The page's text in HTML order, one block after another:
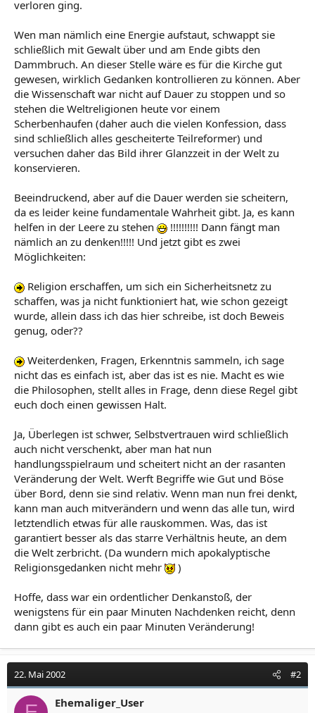
verloren ging.
Wen man nämlich eine Energie aufstaut, schwappt sie
schließlich mit Gewalt über und am Ende gibts den
Dammbruch. An dieser Stelle wäre es für die Kirche gut
gewesen, wirklich Gedanken kontrollieren zu können. Aber
die Wissenschaft war nicht auf Dauer zu stoppen und so
stehen die Weltreligionen heute vor einem
Scherbenhaufen (daher auch die vielen Konfession, dass
sind schließlich alles gescheiterte Teilreformer) und
versuchen daher das Bild ihrer Glanzzeit in der Welt zu
konservieren.
Beeindruckend, aber auf die Dauer werden sie scheitern,
da es leider keine fundamentale Wahrheit gibt. Ja, es kann
helfen in der Leere zu stehen
!!!!!!!!!! Dann fängt man
nämlich an zu denken!!!!! Und jetzt gibt es zwei
Möglichkeiten:
Religion erschaffen, um sich ein Sicherheitsnetz zu
schaffen, was ja nicht funktioniert hat, wie schon gezeigt
wurde, allein dass ich das hier schreibe, ist doch Beweis
genug, oder??
Weiterdenken, Fragen, Erkenntnis sammeln, ich sage
nicht das es einfach ist, aber das ist es nie. Macht es wie
die Philosophen, stellt alles in Frage, denn diese Regel gibt
euch doch einen gewissen Halt.
Ja, Überlegen ist schwer, Selbstvertrauen wird schließlich
auch nicht verschenkt, aber man hat nun
handlungsspielraum und scheitert nicht an der rasanten
Veränderung der Welt. Werft Begriffe wie Gut und Böse
über Bord, denn sie sind relativ. Wenn man nun frei denkt,
kann man auch mitverändern und wenn das alle tun, wird
letztendlich etwas für alle rauskommen. Was, das ist
garantiert besser als das starre Verhältnis heute, an dem
die Welt zerbricht. (Da wundern mich apokalyptische
Religionsgedanken nicht mehr
)
Hoffe, dass war ein ordentlicher Denkanstoß, der
wenigstens für ein paar Minuten Nachdenken reicht, denn
dann gibt es auch ein paar Minuten Veränderung!
22. Mai 2002 #2
Ehemaliger_User